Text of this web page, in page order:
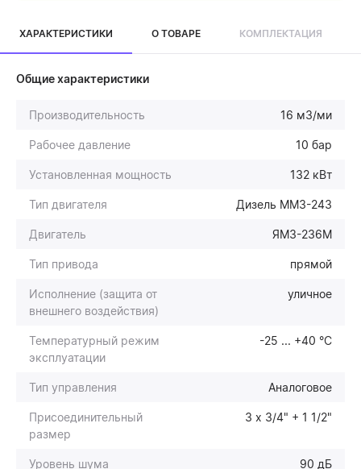
ХАРАКТЕРИСТИКИ О ТОВАРЕ КОМПЛЕКТАЦИЯ
Общие характеристики
Производительность 16 м3/ми
Рабочее давление 10 бар
Установленная мощность 132 кВт
Тип двигателя Дизель ММЗ-243
Двигатель ЯМЗ-236М
Тип привода прямой
Исполнение (защита от
внешнего воздействия)
уличное
Температурный режим
эксплуатации
-25 ... +40 °С
Тип управления Аналоговое
Присоединительный
размер
3 х 3/4" + 1 1/2"
Уровень шума 90 дБ